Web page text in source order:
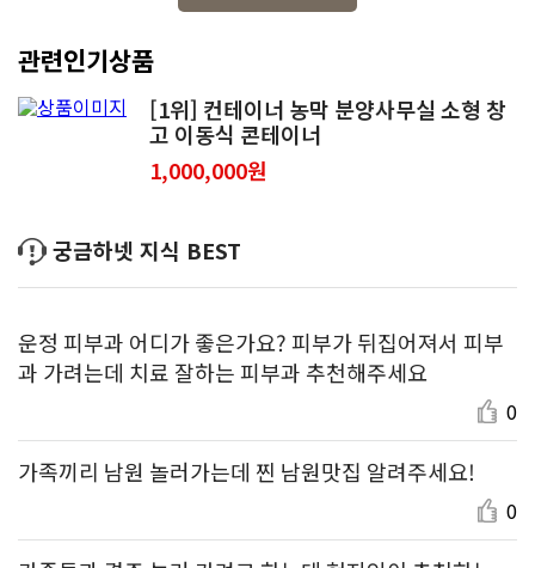
관련인기상품
[1위] 컨테이너 농막 분양사무실 소형 창
고 이동식 콘테이너
1,000,000원
궁금하넷 지식 BEST
운정 피부과 어디가 좋은가요? 피부가 뒤집어져서 피부
과 가려는데 치료 잘하는 피부과 추천해주세요
0
가족끼리 남원 놀러가는데 찐 남원맛집 알려주세요!
0